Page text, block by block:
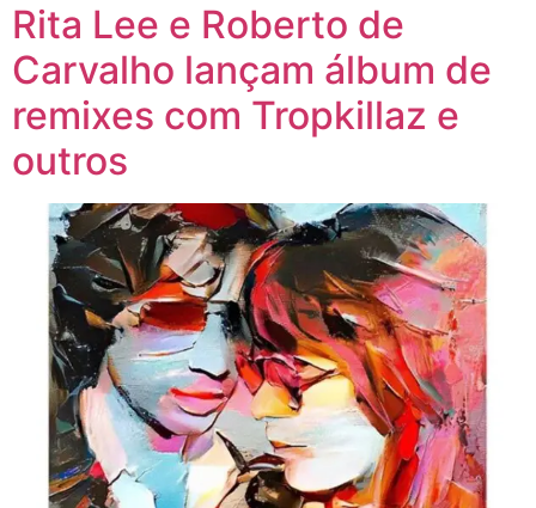
Rita Lee e Roberto de
Carvalho lançam álbum de
remixes com Tropkillaz e
outros